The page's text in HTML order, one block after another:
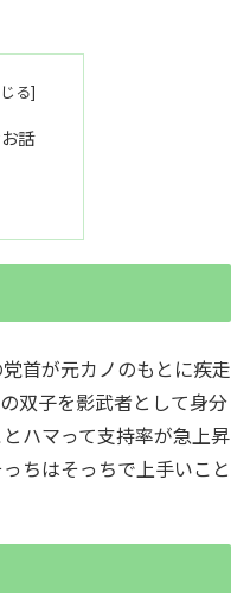
話
首が元カノのもとに疾走
双子を影武者として身分
ハマって支持率が急上昇
ちはそっちで上手いこと